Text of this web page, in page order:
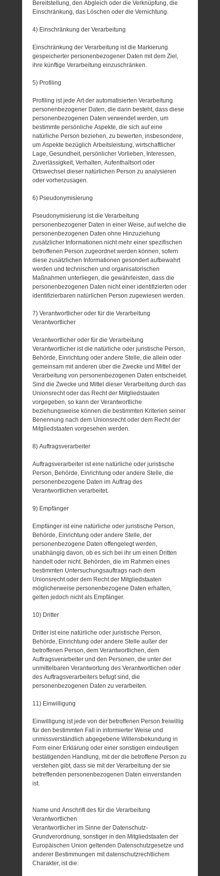
Bereitstellung, den Abgleich oder die Verknüpfung, die
Einschränkung, das Löschen oder die Vernichtung.
4) Einschränkung der Verarbeitung
Einschränkung der Verarbeitung ist die Markierung
gespeicherter personenbezogener Daten mit dem Ziel,
ihre künftige Verarbeitung einzuschränken.
5) Profiling
Profiling ist jede Art der automatisierten Verarbeitung
personenbezogener Daten, die darin besteht, dass diese
personenbezogenen Daten verwendet werden, um
bestimmte persönliche Aspekte, die sich auf eine
natürliche Person beziehen, zu bewerten, insbesondere,
um Aspekte bezüglich Arbeitsleistung, wirtschaftlicher
Lage, Gesundheit, persönlicher Vorlieben, Interessen,
Zuverlässigkeit, Verhalten, Aufenthaltsort oder
Ortswechsel dieser natürlichen Person zu analysieren
oder vorherzusagen.
6) Pseudonymisierung
Pseudonymisierung ist die Verarbeitung
personenbezogener Daten in einer Weise, auf welche die
personenbezogenen Daten ohne Hinzuziehung
zusätzlicher Informationen nicht mehr einer spezifischen
betroffenen Person zugeordnet werden können, sofern
diese zusätzlichen Informationen gesondert aufbewahrt
werden und technischen und organisatorischen
Maßnahmen unterliegen, die gewährleisten, dass die
personenbezogenen Daten nicht einer identifizierten oder
identifizierbaren natürlichen Person zugewiesen werden.
7) Verantwortlicher oder für die Verarbeitung
Verantwortlicher
Verantwortlicher oder für die Verarbeitung
Verantwortlicher ist die natürliche oder juristische Person,
Behörde, Einrichtung oder andere Stelle, die allein oder
gemeinsam mit anderen über die Zwecke und Mittel der
Verarbeitung von personenbezogenen Daten entscheidet.
Sind die Zwecke und Mittel dieser Verarbeitung durch das
Unionsrecht oder das Recht der Mitgliedstaaten
vorgegeben, so kann der Verantwortliche
beziehungsweise können die bestimmten Kriterien seiner
Benennung nach dem Unionsrecht oder dem Recht der
Mitgliedstaaten vorgesehen werden.
8) Auftragsverarbeiter
Auftragsverarbeiter ist eine natürliche oder juristische
Person, Behörde, Einrichtung oder andere Stelle, die
personenbezogene Daten im Auftrag des
Verantwortlichen verarbeitet.
9) Empfänger
Empfänger ist eine natürliche oder juristische Person,
Behörde, Einrichtung oder andere Stelle, der
personenbezogene Daten offengelegt werden,
unabhängig davon, ob es sich bei ihr um einen Dritten
handelt oder nicht. Behörden, die im Rahmen eines
bestimmten Untersuchungsauftrags nach dem
Unionsrecht oder dem Recht der Mitgliedstaaten
möglicherweise personenbezogene Daten erhalten,
gelten jedoch nicht als Empfänger.
10) Dritter
Dritter ist eine natürliche oder juristische Person,
Behörde, Einrichtung oder andere Stelle außer der
betroffenen Person, dem Verantwortlichen, dem
Auftragsverarbeiter und den Personen, die unter der
unmittelbaren Verantwortung des Verantwortlichen oder
des Auftragsverarbeiters befugt sind, die
personenbezogenen Daten zu verarbeiten.
11) Einwilligung
Einwilligung ist jede von der betroffenen Person freiwillig
für den bestimmten Fall in informierter Weise und
unmissverständlich abgegebene Willensbekundung in
Form einer Erklärung oder einer sonstigen eindeutigen
bestätigenden Handlung, mit der die betroffene Person zu
verstehen gibt, dass sie mit der Verarbeitung der sie
betreffenden personenbezogenen Daten einverstanden
ist.
Name und Anschrift des für die Verarbeitung
Verantwortlichen
Verantwortlicher im Sinne der Datenschutz-
Grundverordnung, sonstiger in den Mitgliedstaaten der
Europäischen Union geltenden Datenschutzgesetze und
anderer Bestimmungen mit datenschutzrechtlichem
Charakter, ist die: